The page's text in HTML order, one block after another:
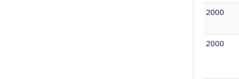
2000
2000